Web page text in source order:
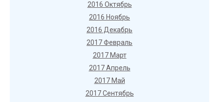
2016 Октябрь
2016 Ноябрь
2016 Декабрь
2017 Февраль
2017 Март
2017 Апрель
2017 Май
2017 Сентябрь